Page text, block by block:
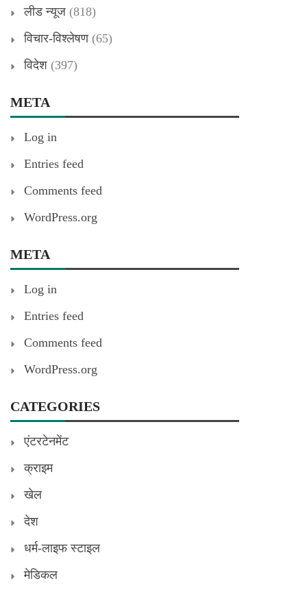
लीड न्यूज (818)
विचार-विश्लेषण(65)
विदेश (397)
META
Log in
Entries feed
Comments feed
WordPress.org
META
Log in
Entries feed
Comments feed
WordPress.org
CATEGORIES
एंटरटेनमेंट
क्राइम
खेल
देश
धर्म-लाइफ स्टाइल
मेडिकल